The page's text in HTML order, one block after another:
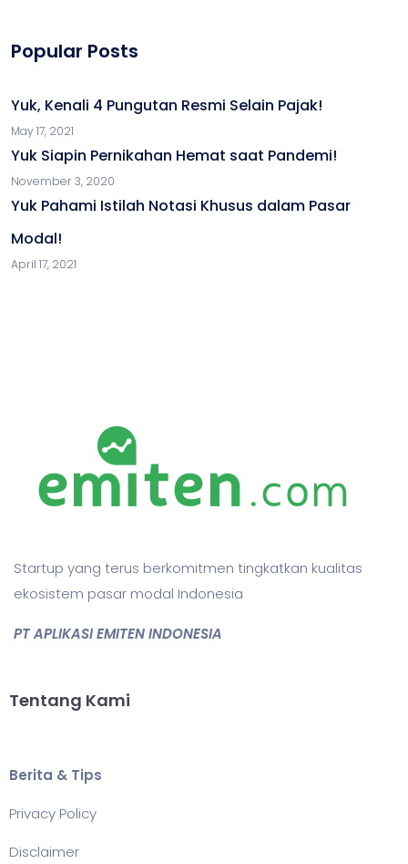
Popular Posts
Yuk, Kenali 4 Pungutan Resmi Selain Pajak!
May 17, 2021
Yuk Siapin Pernikahan Hemat saat Pandemi!
November 3, 2020
Yuk Pahami Istilah Notasi Khusus dalam Pasar
Modal!
April 17, 2021
Startup yang terus berkomitmen tingkatkan kualitas
ekosistem pasar modal Indonesia
PT APLIKASI EMITEN INDONESIA
Tentang Kami
Berita & Tips
Privacy Policy
Disclaimer